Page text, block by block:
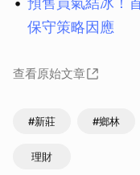
保守策略因應
查看原始文章
#新莊 #鄉林
理財